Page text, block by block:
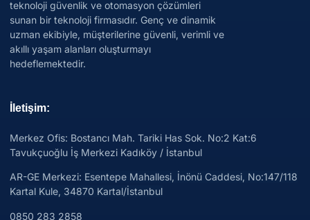
teknoloji güvenlik ve otomasyon çözümleri
sunan bir teknoloji firmasıdır. Genç ve dinamik
uzman ekibiyle, müşterilerine güvenli, verimli ve
akıllı yaşam alanları oluşturmayı
hedeflemektedir.
İletişim:
Merkez Ofis: Bostancı Mah. Tariki Has Sok. No:2 Kat:6
Tavukçuoğlu İş Merkezi Kadıköy / İstanbul
AR-GE Merkezi: Esentepe Mahallesi, İnönü Caddesi, No:147/118
Kartal Kule, 34870 Kartal/İstanbul
0850 283 2858